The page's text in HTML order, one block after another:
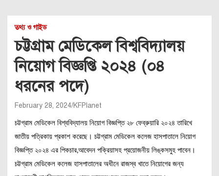
তথ্য ও গাইড
চট্টগ্রাম মেডিকেল বিশ্ববিদ্যালয়
নিয়োগ বিজ্ঞপ্তি ২০২৪ (০৪
ধরনের পদে)
February 28, 2024 KFPlanet
চট্টগ্রাম মেডিকেল বিশ্ববিদ্যালয় নিয়োগ বিজ্ঞপ্তি ২৮ ফেব্রুয়ারি ২০২৪ তারিখে
জাতীয় পত্রিকায় প্রকাশ করেছে। চট্টগ্রাম মেডিকেল কলেজ হাসপাতালে নিয়োগ
বিজ্ঞপ্তি ২০২৪ এর পিকচার,আবেদন পক্রিয়াসহ প্রয়োজনীয় লিঙ্কসমুহ পাবেন।
চট্টগ্রাম মেডিকেল কলেজ হাসপাতালের অধীনে রাজস্ব খাতে নিয়োগের জন্য